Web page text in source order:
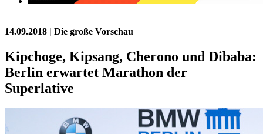
14.09.2018 | Die große Vorschau
Kipchoge, Kipsang, Cherono und Dibaba:
Berlin erwartet Marathon der
Superlative